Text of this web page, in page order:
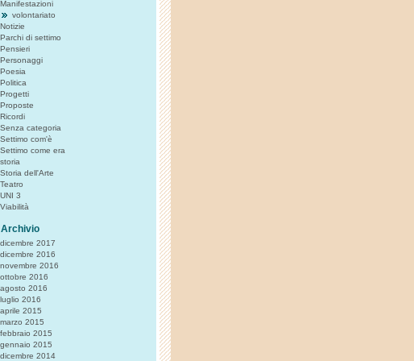
Manifestazioni
volontariato
Notizie
Parchi di settimo
Pensieri
Personaggi
Poesia
Politica
Progetti
Proposte
Ricordi
Senza categoria
Settimo com'è
Settimo come era
storia
Storia dell'Arte
Teatro
UNI 3
Viabilità
Archivio
dicembre 2017
dicembre 2016
novembre 2016
ottobre 2016
agosto 2016
luglio 2016
aprile 2015
marzo 2015
febbraio 2015
gennaio 2015
dicembre 2014